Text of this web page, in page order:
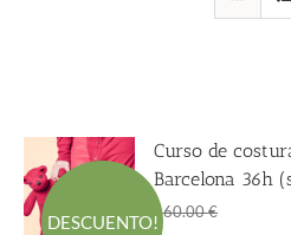
DESCUENTO!
Curso de
Barcelona 36h
660.00€